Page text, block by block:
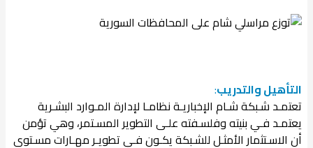
التأهيل والتدريب:
تعتمـد شـبكة شـام الإخباريـة نظامـا لإدارة المـوارد البشـرية
يعتمـد فـي بنيته وفلسـفته علـى التطوير المسـتمر، وهي تؤمن
أن الاسـتثمار الأمثـل للشـبكة يكـون فـي تطويـر مهـارات مسـتوى